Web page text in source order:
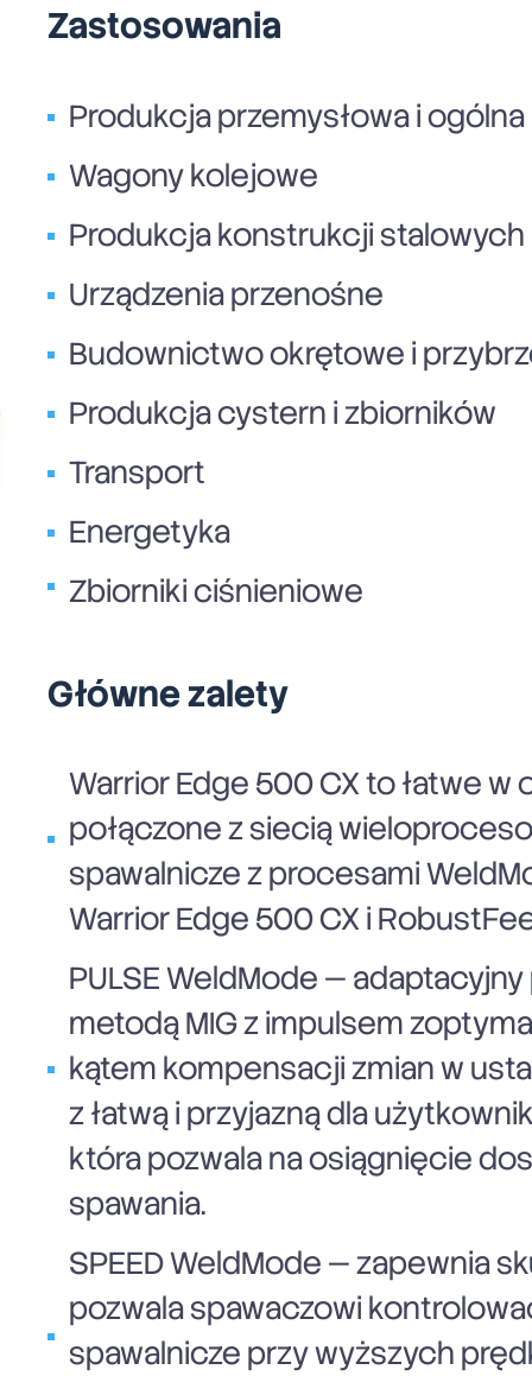
Zastosowania
Produkcja przemysłowa i ogólna
Wagony kolejowe
Produkcja konstrukcji stalowych
Urządzenia przenośne
Budownictwo okrętowe i
Produkcja cystern i zbiorników
Transport
Energetyka
Zbiorniki ciśnieniowe
Główne zalety
Warrior Edge 500 CX to łatwe w
połączone z siecią
spawalnicze z procesami
Warrior Edge 500 CX i
PULSE WeldMode —
metodą MIG z impulsem
kątem kompensacji zmian w
z łatwą i przyjazną dla
która pozwala na osiągnięcie
spawania.
SPEED WeldMode — zapewnia
pozwala spawaczowi
spawalnicze przy wyższych